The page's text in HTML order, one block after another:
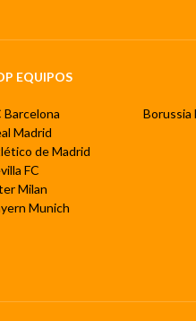
EQUIPOS
Barcelona
Madrid
de Madrid
FC
Milan
Munich
Borussia